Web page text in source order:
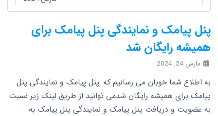
پنل پیامک و نمایندگی پنل پیامک برای
همیشه رایگان شد
مارس 24, 2024
به اطلاع شما خوبان می رسانیم که :پنل پیامک و نمایندگی پنل
پیامک برای همیشه رایگان شدمی توانید از طریق لینک زیر نسبت
به عضویت و دریافت پنل پیامک و نمایندگی پنل پیامک به